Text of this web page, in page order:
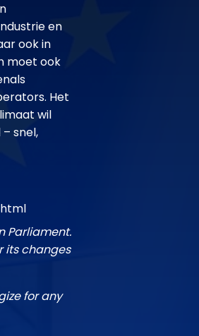
en
ook in
moet ook
Het
wil
snel,
Parliament.
its changes
for any